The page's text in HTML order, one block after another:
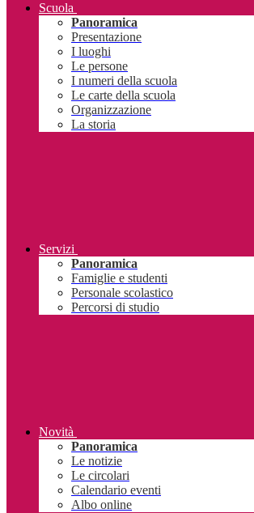
Scuola
Panoramica
Presentazione
I luoghi
Le persone
I numeri della scuola
Le carte della scuola
Organizzazione
La storia
Servizi
Panoramica
Famiglie e studenti
Personale scolastico
Percorsi di studio
Novità
Panoramica
Le notizie
Le circolari
Calendario eventi
Albo online